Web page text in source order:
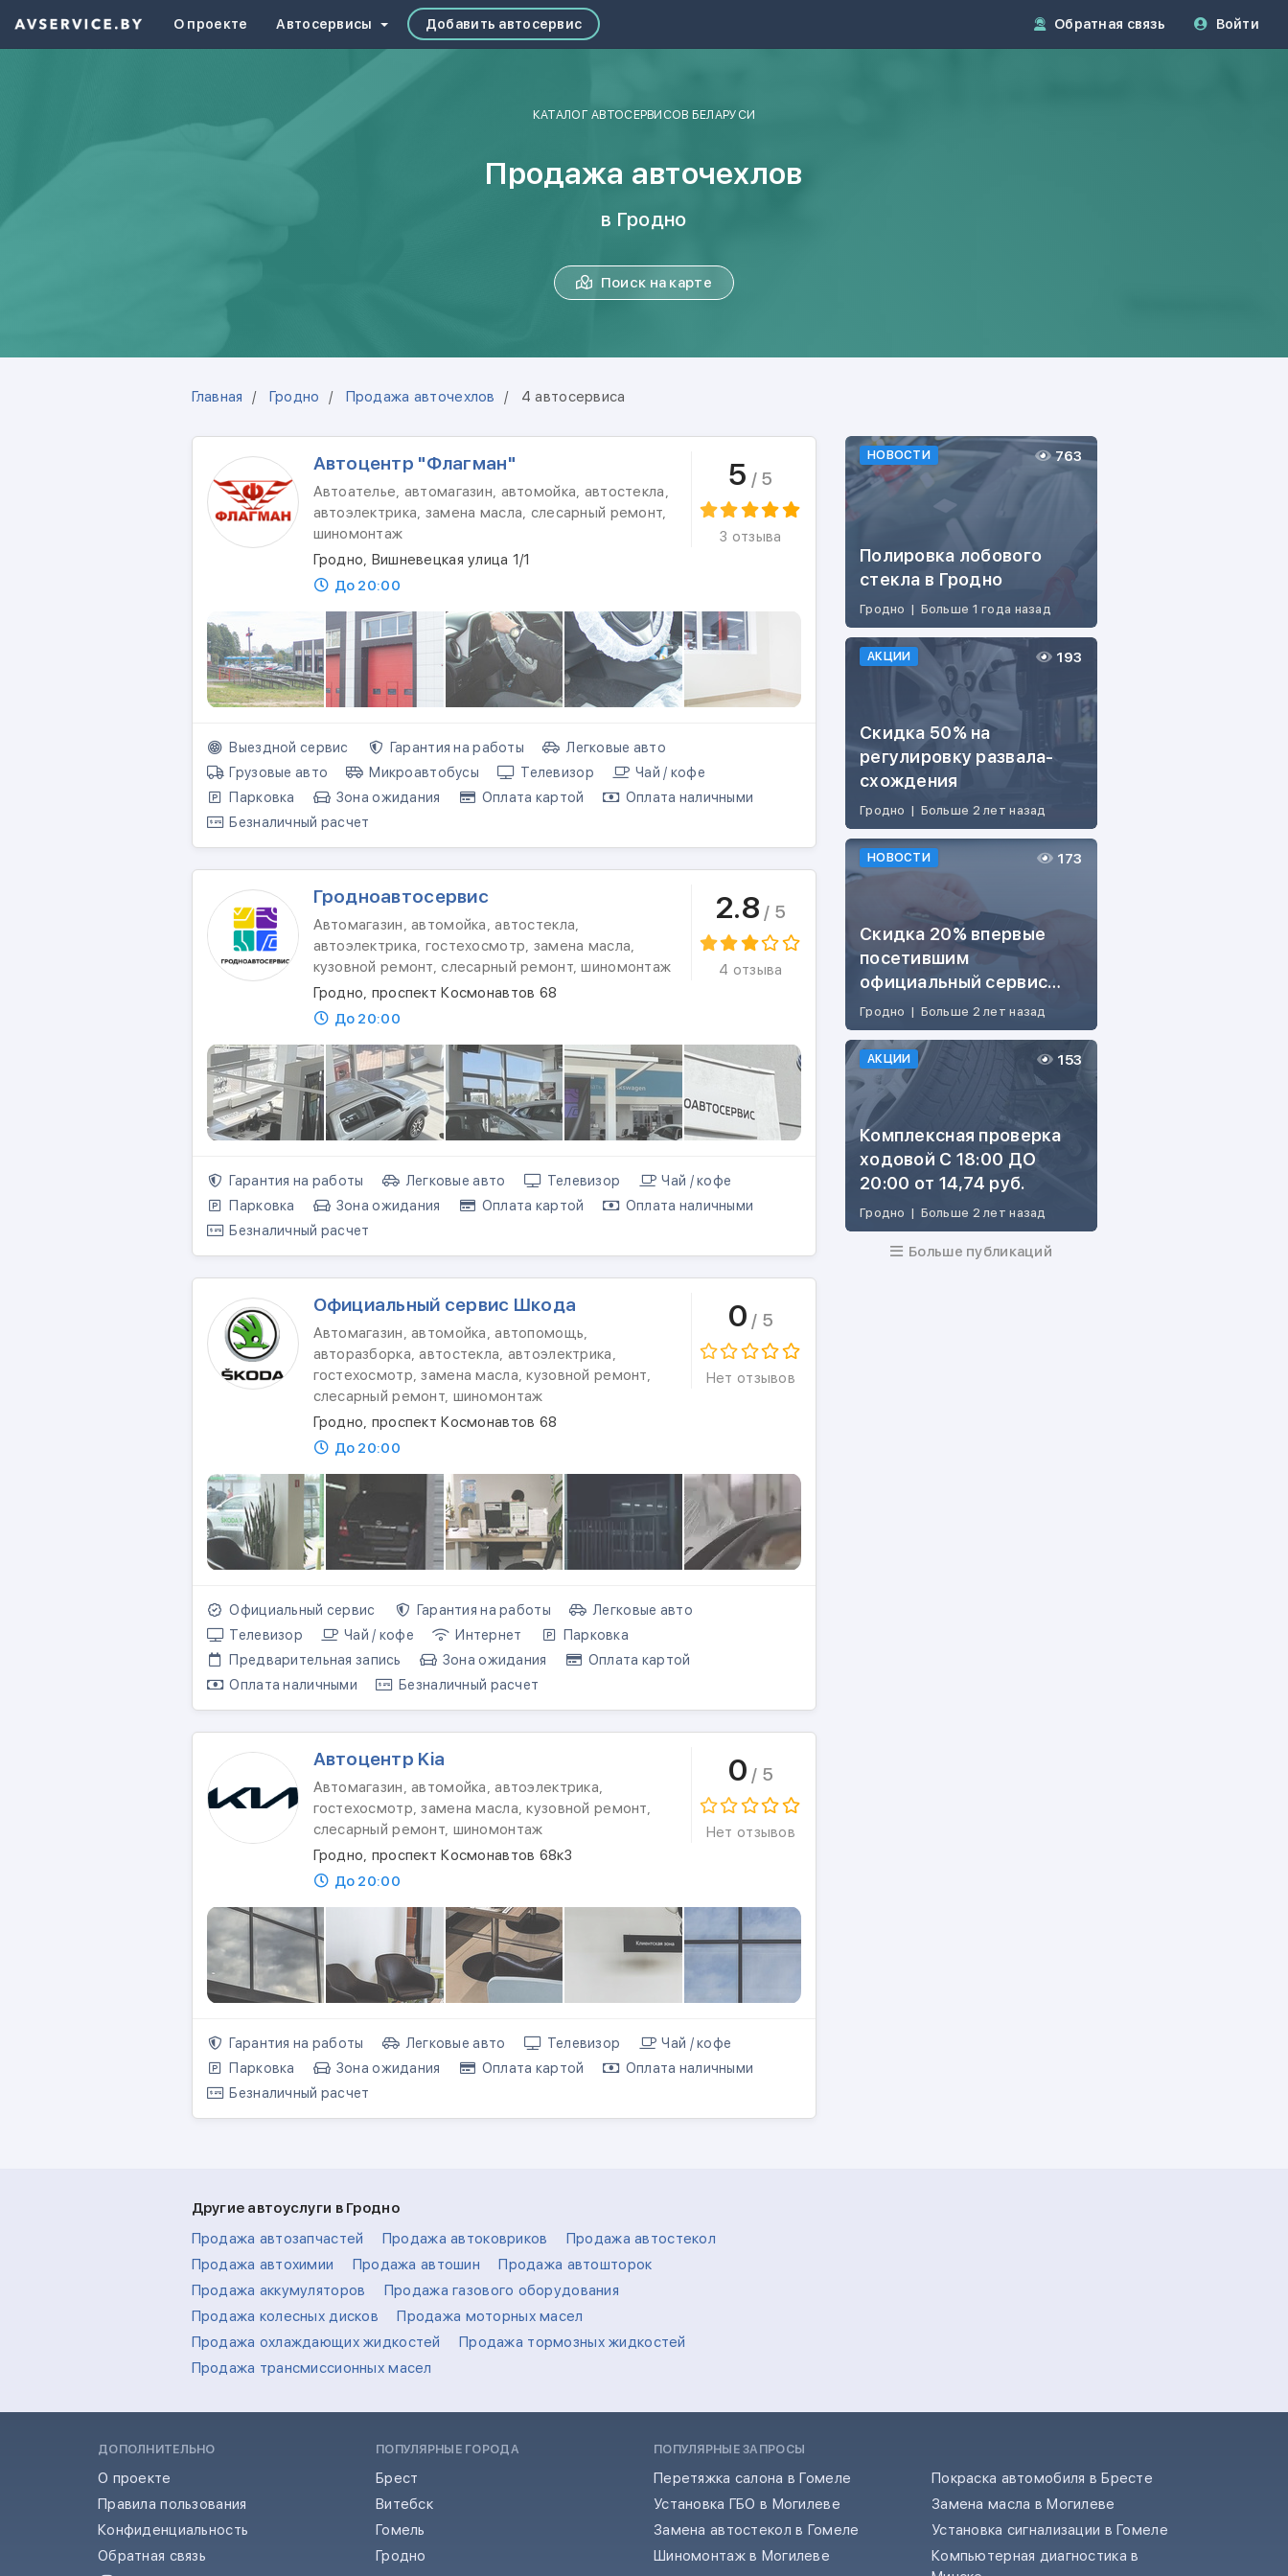
О проекте Автосервисы Добавить автосервис Обратная связь Войти
КАТАЛОГ АВТОСЕРВИСОВ БЕЛАРУСИ
Продажа авточехлов
в Гродно
Поиск на карте
Главная Гродно Продажа авточехлов 4 автосервиса
Автоцентр "Флагман"
Автоателье, автомагазин, автомойка, автостекла,
автоэлектрика, замена масла, слесарный ремонт,
шиномонтаж
Гродно, Вишневецкая улица 1/1
До 20:00
5 / 5
3 отзыва
Выездной сервис Гарантия на работы
Легковые авто
Грузовые авто
Микроавтобусы Телевизор
Чай / кофе
Парковка
Зона ожидания Оплата картой
Оплата наличными
Безналичный расчет
Гродноавтосервис
Автомагазин, автомойка, автостекла,
автоэлектрика, гостехосмотр, замена масла,
кузовной ремонт, слесарный ремонт, шиномонтаж
Гродно, проспект Космонавтов 68
До 20:00
2.8 / 5
4 отзыва
Гарантия на работы Легковые авто Телевизор
Чай / кофе
Парковка
Зона ожидания Оплата картой
Оплата наличными
Безналичный расчет
Официальный сервис Шкода
Автомагазин, автомойка, автопомощь,
авторазборка, автостекла, автоэлектрика,
гостехосмотр, замена масла, кузовной ремонт,
слесарный ремонт, шиномонтаж
Гродно, проспект Космонавтов 68
До 20:00
0 / 5
Нет отзывов
Официальный сервис Гарантия на работы
Легковые авто
Телевизор
Чай / кофе Интернет
Парковка
Предварительная запись
Зона ожидания
Оплата картой
Оплата наличными
Безналичный расчет
Автоцентр Kia
Автомагазин, автомойка, автоэлектрика,
гостехосмотр, замена масла, кузовной ремонт,
слесарный ремонт, шиномонтаж
Гродно, проспект Космонавтов 68к3
До 20:00
0 / 5
Нет отзывов
Гарантия на работы Легковые авто Телевизор
Чай / кофе
Парковка
Зона ожидания Оплата картой
Оплата наличными
Безналичный расчет
НОВОСТИ
Полировка лобового
стекла в Гродно
Гродно | Больше 1 года назад
763
АКЦИИ
Скидка 50% на
регулировку развала-
схождения
Гродно | Больше 2 лет назад
193
НОВОСТИ
Скидка 20% впервые
посетившим
официальный сервис
ŠKODA
Гродно | Больше 2 лет назад
173
АКЦИИ
Комплексная проверка
ходовой С 18:00 ДО
20:00 от 14,74 руб.
Гродно | Больше 2 лет назад
153
Больше публикаций
Другие автоуслуги в Гродно
Продажа автозапчастей
Продажа автоковриков
Продажа автостекол
Продажа автохимии
Продажа автошин
Продажа автошторок
Продажа аккумуляторов
Продажа газового оборудования
Продажа колесных дисков
Продажа моторных масел
Продажа охлаждающих жидкостей
Продажа тормозных жидкостей
Продажа трансмиссионных масел
ДОПОЛНИТЕЛЬНО
О проекте
Правила пользования
Конфиденциальность
Обратная связь
ПОПУЛЯРНЫЕ ГОРОДА
Брест
Витебск
Гомель
Гродно
ПОПУЛЯРНЫЕ ЗАПРОСЫ
Перетяжка салона в Гомеле
Установка ГБО в Могилеве
Замена автостекол в Гомеле
Шиномонтаж в Могилеве
Покраска автомобиля в Бресте
Замена масла в Могилеве
Установка сигнализации в Гомеле
Компьютерная диагностика в